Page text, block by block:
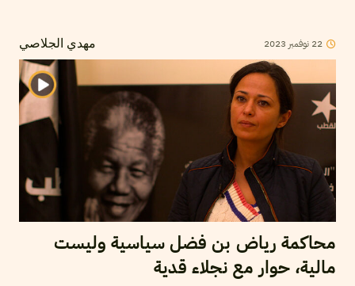
مهدي الجلاصي 22 نوفمبر 2023
محاكمة رياض بن فضل سياسية وليست
مالية، حوار مع نجلاء قدية